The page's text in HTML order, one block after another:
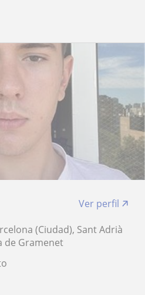
Ver perfil
(Ciudad), Sant Adrià
de Gramenet